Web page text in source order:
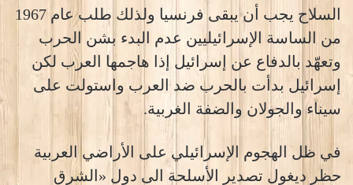
السلاح يجب أن يبقى فرنسيا ولذلك طلب عام 1967
من الساسة الإسرائيليين عدم البدء بشن الحرب
وتعهّد بالدفاع عن إسرائيل إذا هاجمها العرب لكن
إسرائيل بدأت بالحرب ضد العرب واستولت على
سيناء والجولان والضفة الغربية.
في ظل الهجوم الإسرائيلي على الأراضي العربية
حظر ديغول تصدير الأسلحة الى دول «الشرق